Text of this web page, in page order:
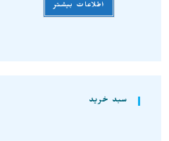
اطلاعات بیشتر
سبد خرید